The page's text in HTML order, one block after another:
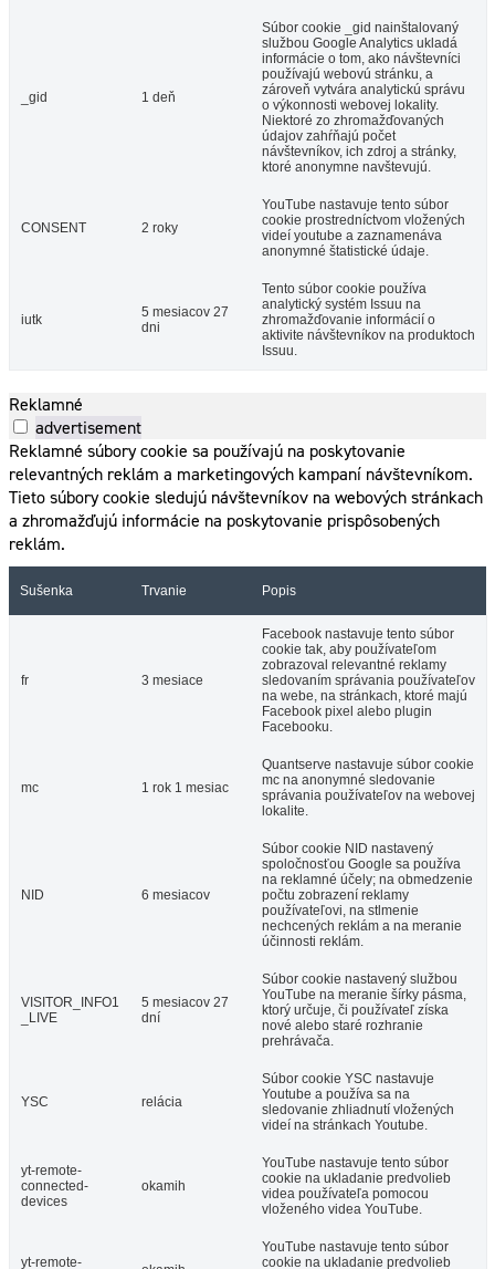
_gid 1 deň
Súbor cookie _gid nainštalovaný
službou Google Analytics ukladá
informácie o tom, ako návštevníci
používajú webovú stránku, a
zároveň vytvára analytickú správu
o výkonnosti webovej lokality.
Niektoré zo zhromažďovaných
údajov zahŕňajú počet
návštevníkov, ich zdroj a stránky,
ktoré anonymne navštevujú.
CONSENT 2 roky
YouTube nastavuje tento súbor
cookie prostredníctvom vložených
videí youtube a zaznamenáva
anonymné štatistické údaje.
iutk
5 mesiacov 27
dni
Tento súbor cookie používa
analytický systém Issuu na
zhromažďovanie informácií o
aktivite návštevníkov na produktoch
Issuu.
Reklamné
advertisement
Reklamné súbory cookie sa používajú na poskytovanie
relevantných reklám a marketingových kampaní návštevníkom.
Tieto súbory cookie sledujú návštevníkov na webových stránkach
a zhromažďujú informácie na poskytovanie prispôsobených
reklám.
Sušenka Trvanie Popis
fr 3 mesiace
Facebook nastavuje tento súbor
cookie tak, aby používateľom
zobrazoval relevantné reklamy
sledovaním správania používateľov
na webe, na stránkach, ktoré majú
Facebook pixel alebo plugin
Facebooku.
mc 1 rok 1 mesiac
Quantserve nastavuje súbor cookie
mc na anonymné sledovanie
správania používateľov na webovej
lokalite.
NID 6 mesiacov
Súbor cookie NID nastavený
spoločnosťou Google sa používa
na reklamné účely; na obmedzenie
počtu zobrazení reklamy
používateľovi, na stlmenie
nechcených reklám a na meranie
účinnosti reklám.
VISITOR_INFO1
_LIVE
5 mesiacov 27
dní
Súbor cookie nastavený službou
YouTube na meranie šírky pásma,
ktorý určuje, či používateľ získa
nové alebo staré rozhranie
prehrávača.
YSC relácia
Súbor cookie YSC nastavuje
Youtube a používa sa na
sledovanie zhliadnutí vložených
videí na stránkach Youtube.
yt-remote-
connected-
devices
okamih
YouTube nastavuje tento súbor
cookie na ukladanie predvolieb
videa používateľa pomocou
vloženého videa YouTube.
yt-remote-
YouTube nastavuje tento súbor
cookie na ukladanie predvolieb